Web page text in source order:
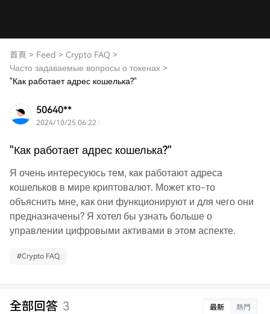
首頁 > Feed > Crypto FAQ >
Часто задаваемые вопросы о токенах >
"Как работает адрес кошелька?"
50640**
2024/10/25 06:22
"Как работает адрес кошелька?"
Я очень интересуюсь тем, как работают адреса
кошельков в мире криптовалют. Может кто-то
объяснить мне, как они функционируют и для чего они
предназначены? Я хотел бы узнать больше о
управлении цифровыми активами в этом аспекте.
#Crypto FAQ
全部回答 3 最新 熱門